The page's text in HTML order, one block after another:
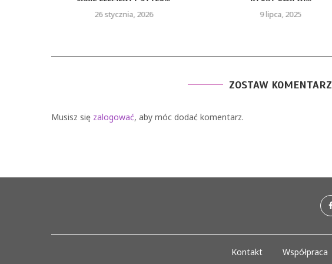
26 stycznia, 2026 9 lipca, 2025
ZOSTAW KOMENTARZ
Musisz się zalogować, aby móc dodać komentarz.
Kontakt Współpraca